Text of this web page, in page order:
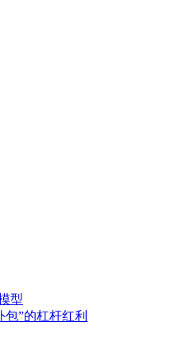
型
”的杠杆红利